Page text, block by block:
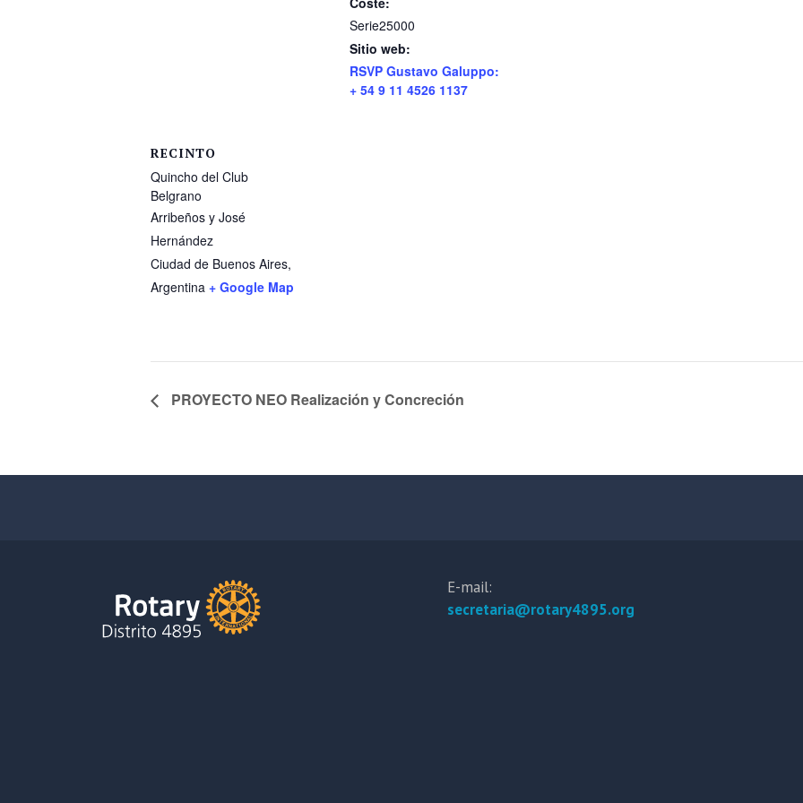
Serie25000
Sitio web:
RSVP Gustavo Galuppo:
+ 54 9 11 4526 1137
RECINTO
Quincho del Club
Belgrano
Arribeños y José
Hernández
Ciudad de Buenos Aires,
Argentina + Google Map
PROYECTO NEO Realización y Concreción
E-mail:
secretaria@rotary4895.org